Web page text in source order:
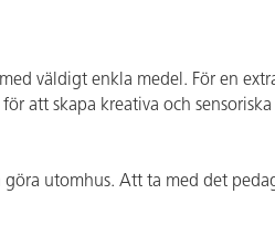
väldigt enkla medel. För en
att skapa kreativa och
utomhus. Att ta med det